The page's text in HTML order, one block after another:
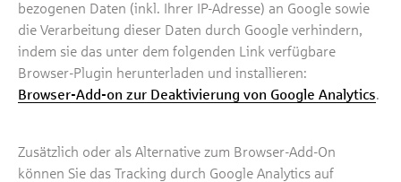
bezogenen Daten (inkl. Ihrer IP-Adresse) an Google sowie
die Verarbeitung dieser Daten durch Google verhindern,
indem sie das unter dem folgenden Link verfügbare
Browser-Plugin herunterladen und installieren:
Browser-Add-on zur Deaktivierung von Google Analytics.
Zusätzlich oder als Alternative zum Browser-Add-On
können Sie das Tracking durch Google Analytics auf